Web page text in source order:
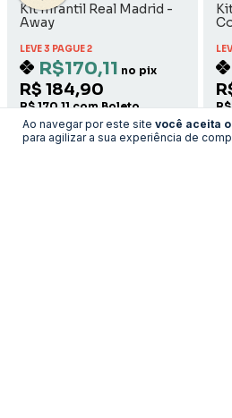
Ao navegar por este site você aceita
para agilizar a sua experiência de
Kit Infantil Real Madrid -
Away
LEVE 3 PAGUE 2
R$170,11 no pix
R$ 184,90
R$ 170,11 com Boleto
COMPRAR